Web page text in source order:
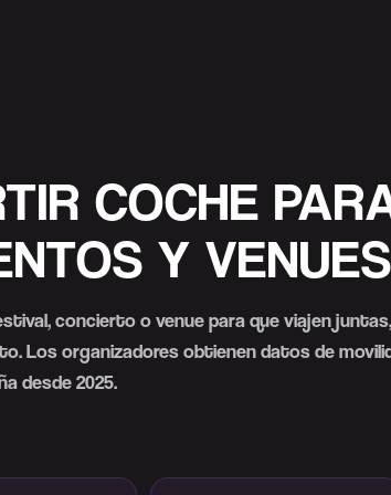
COCHE
Y VENUES
concierto o venue para que viajen
Los organizadores obtienen datos de
desde 2025.